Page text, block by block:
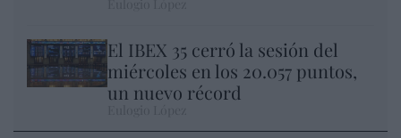
El IBEX 35 cerró la sesión del
miércoles en los 20.057 puntos,
un nuevo récord